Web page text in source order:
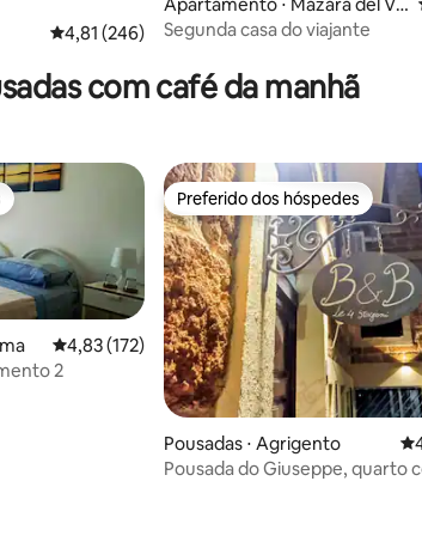
avaliações4,81 de uma avaliação média de 5, 246
4,81 (246)
lo
Segunda casa do viajante
com café da manhã
4,83 de uma avaliação média de 5, 172
4,83 (172)
2
Preferido dos hóspedes
Preferido dos hóspedes
Pousadas ⋅ Agrigento
Pousada do Giuseppe, quarto